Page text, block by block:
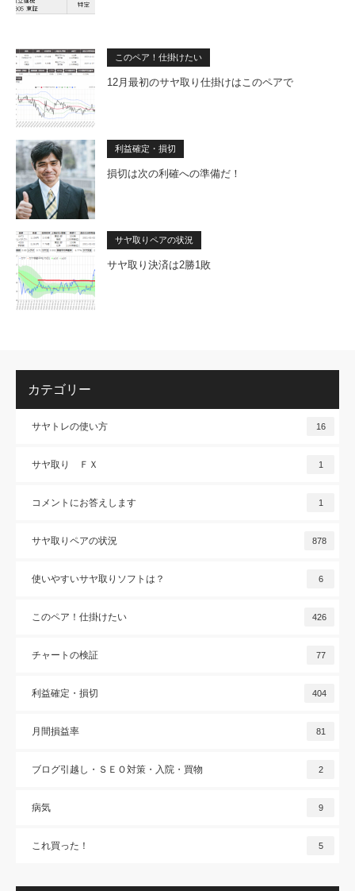
このペア！仕掛けたい
12月最初のサヤ取り仕掛けはこのペアで
利益確定・損切
損切は次の利確への準備だ！
サヤ取りペアの状況
サヤ取り決済は2勝1敗
カテゴリー
サヤトレの使い方 16
サヤ取り ＦＸ 1
コメントにお答えします 1
サヤ取りペアの状況 878
使いやすいサヤ取りソフトは？ 6
このペア！仕掛けたい 426
チャートの検証 77
利益確定・損切 404
月間損益率 81
ブログ引越し・ＳＥＯ対策・入院・買物 2
病気 9
これ買った！ 5